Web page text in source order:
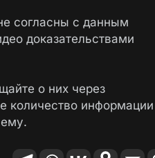
согласны с данным
доказательствами
о них через
количество информации